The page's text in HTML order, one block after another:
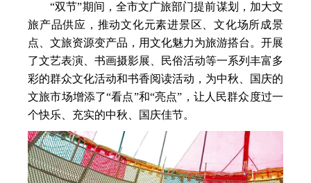
“双节”期间，全市文广旅部门提前谋划，加大文
旅产品供应，推动文化元素进景区、文化场所成景
点、文旅资源变产品，用文化魅力为旅游搭台。开展
了文艺表演、书画摄影展、民俗活动等一系列丰富多
彩的群众文化活动和书香阅读活动，为中秋、国庆的
文旅市场增添了“看点”和“亮点”，让人民群众度过一
个快乐、充实的中秋、国庆佳节。